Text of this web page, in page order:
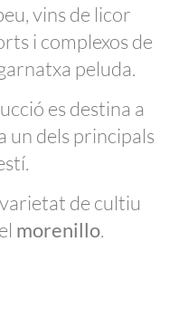
vins de licor
i complexos de
peluda.
es destina a
un dels principals
de cultiu
morenillo.